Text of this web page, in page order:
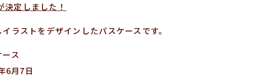
定しました！
ラストをデザインしたパスケースです。
ース
6月7日